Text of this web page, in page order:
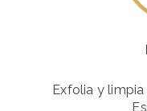
Exfolia y